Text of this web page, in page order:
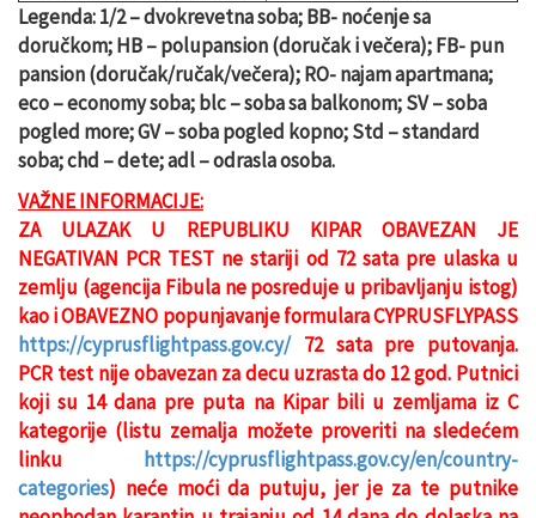
Legenda: 1/2 – dvokrevetna soba; BB- noćenje sa
doručkom; HB – polupansion (doručak i večera); FB- pun
pansion (doručak/ručak/večera); RO- najam apartmana;
eco – economy soba; blc – soba sa balkonom; SV – soba
pogled more; GV – soba pogled kopno; Std – standard
soba; chd – dete; adl – odrasla osoba.
VAŽNE INFORMACIJE:
ZA ULAZAK U REPUBLIKU KIPAR OBAVEZAN JE
NEGATIVAN PCR TEST ne stariji od 72 sata pre ulaska u
zemlju (agencija Fibula ne posreduje u pribavljanju istog)
kao i OBAVEZNO popunjavanje formulara CYPRUSFLYPASS
https://cyprusflightpass.gov.cy/72 sata pre putovanja.
PCR test nije obavezan za decu uzrasta do 12 god. Putnici
koji su 14 dana pre puta na Kipar bili u zemljama iz C
kategorije (listu zemalja možete proveriti na sledećem
linku https://cyprusflightpass.gov.cy/en/country-
categories) neće moći da putuju, jer je za te putnike